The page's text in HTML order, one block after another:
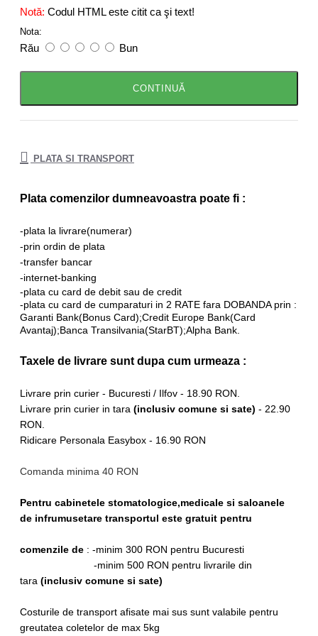
Notă: Codul HTML este citit ca şi text!
Nota:
Rău Bun
CONTINUĂ
PLATA SI TRANSPORT
Plata comenzilor dumneavoastra poate fi :
-plata la livrare(numerar)
-prin ordin de plata
-transfer bancar
-internet-banking
-plata cu card de debit sau de credit
-plata cu card de cumparaturi in 2 RATE fara DOBANDA prin :
Garanti Bank(Bonus Card);Credit Europe Bank(Card
Avantaj);Banca Transilvania(StarBT);Alpha Bank.
Taxele de livrare sunt dupa cum urmeaza :
Livrare prin curier - Bucuresti / Ilfov - 18.90 RON.
Livrare prin curier in tara (inclusiv comune si sate) - 22.90
RON.
Ridicare Personala Easybox - 16.90 RON
Comanda minima 40 RON
Pentru cabinetele stomatologice,medicale si saloanele
de infrumusetare transportul este gratuit pentru
comenzile de : -minim 300 RON pentru Bucuresti
-minim 500 RON pentru livrarile din
tara (inclusiv comune si sate)
Costurile de transport afisate mai sus sunt valabile pentru
greutatea coletelor de max 5kg